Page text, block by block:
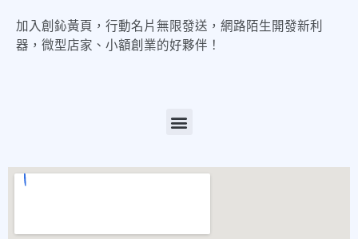
加入創鈊黃頁，行動名片無限發送，網路陌生開發新利
器，微型店家、小額創業的好夥伴！